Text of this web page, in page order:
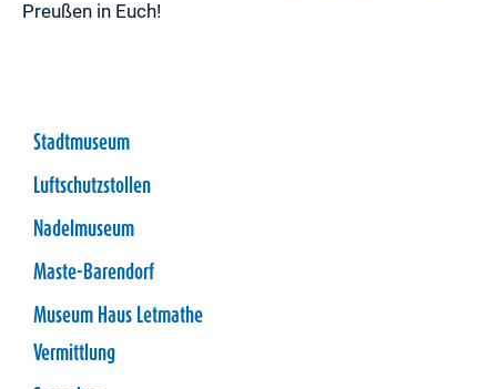
Preußen in Euch!
Stadtmuseum
Luftschutzstollen
Nadelmuseum
Maste-Barendorf
Museum Haus Letmathe
Vermittlung